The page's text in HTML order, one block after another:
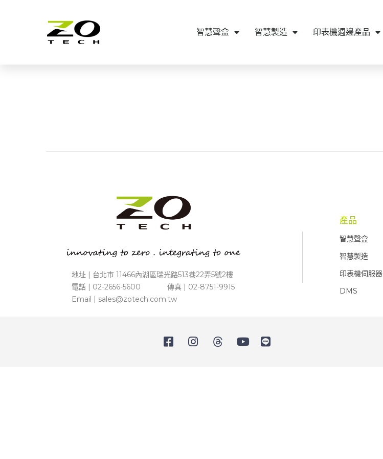
智慧聲盒 智慧製造 印表機週邊產品
地址 | 台北市 11466內湖區瑞光路513巷22弄5號2樓
電話 | 02-2656-5600 傳真 | 02-8751-9915
Email | sales@zotech.com.tw
產品
智慧聲盒
智慧製造
印表機伺服器
DMS